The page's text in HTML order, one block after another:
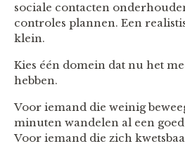
sociale contacten
controles plannen. Een
klein.
Kies één domein dat nu het
hebben.
Voor iemand die weinig
minuten wandelen al een
Voor iemand die zich